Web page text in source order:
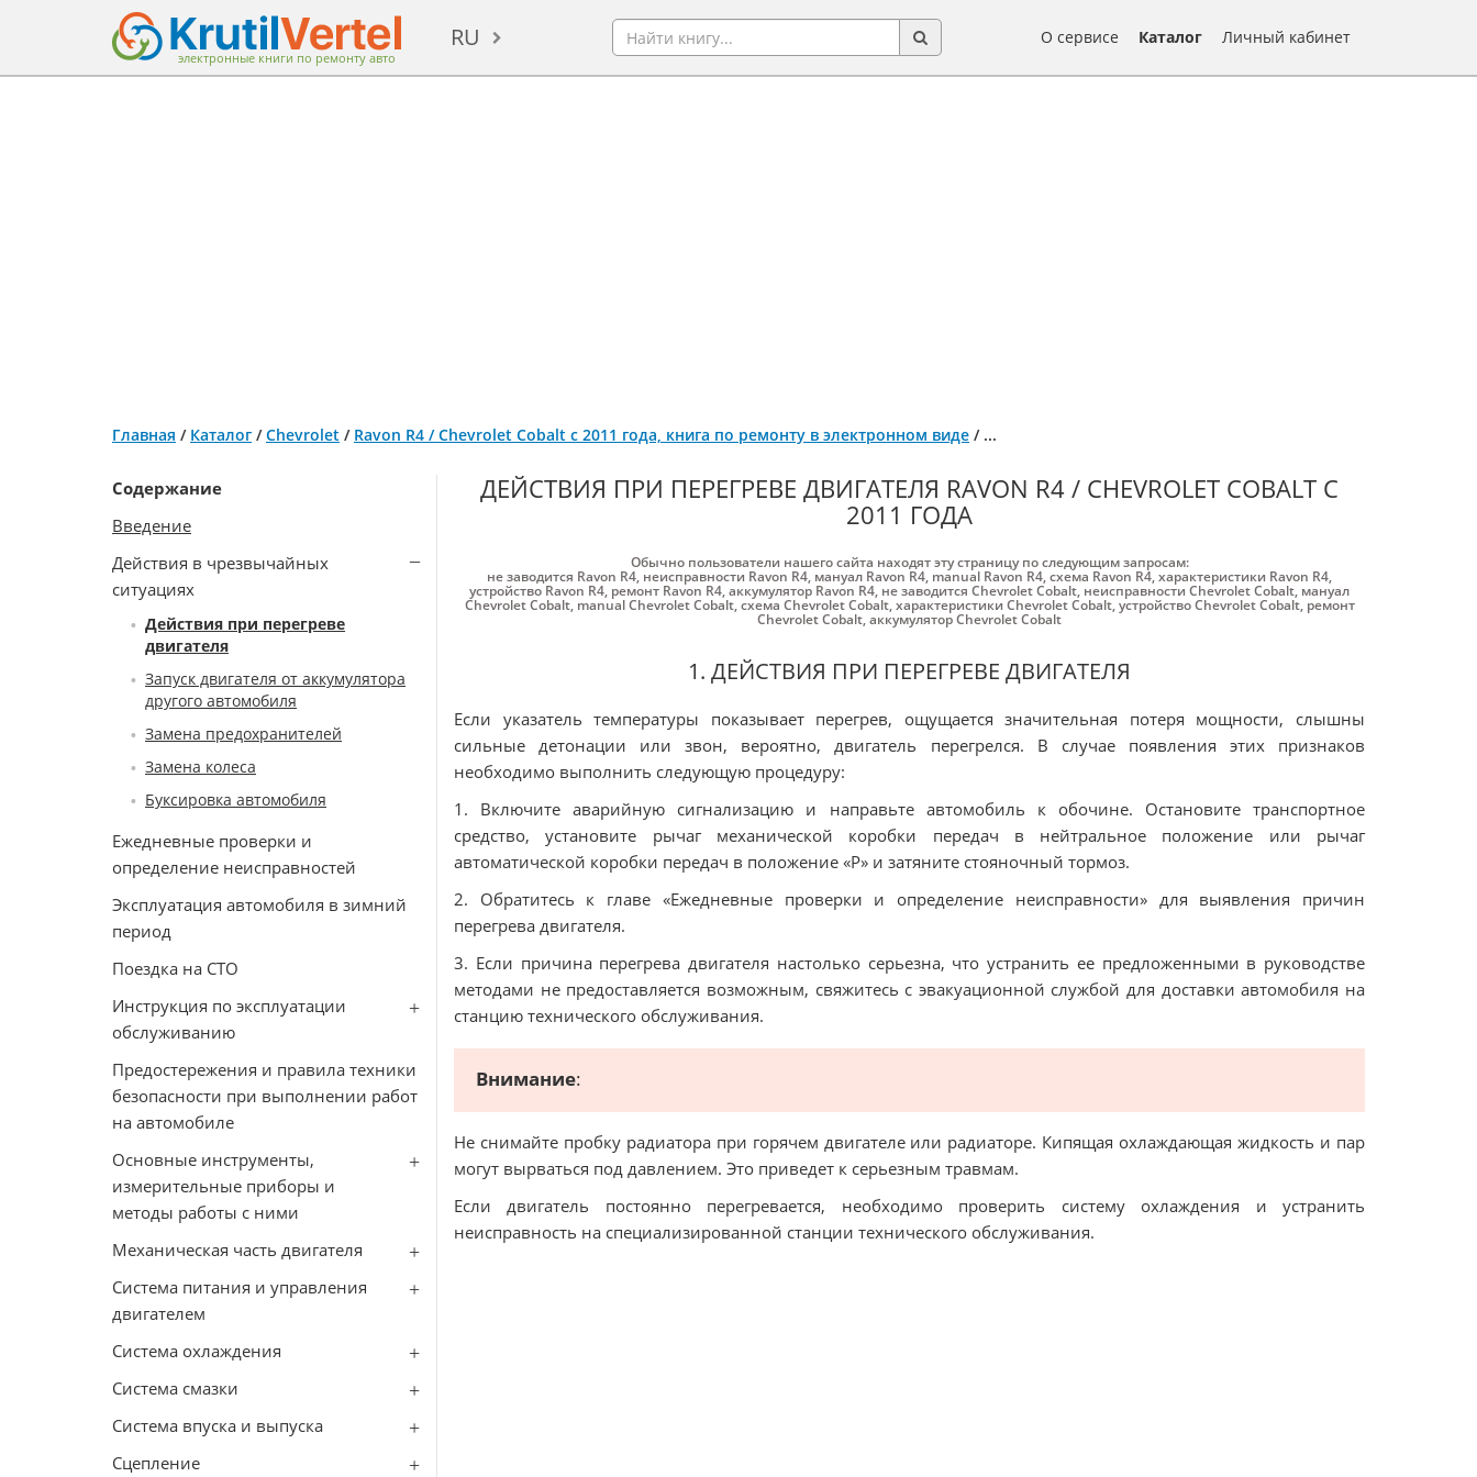
электронные книги по ремонту авто
RU О сервисе Каталог Личный кабинет
Главная / Каталог /Chevrolet / Ravon R4 / Chevrolet Cobalt с 2011 года, книга по ремонту в электронном виде / ...
Содержание
Введение
Действия в чрезвычайных
ситуациях
Действия при перегреве
двигателя
Запуск двигателя от аккумулятора
другого автомобиля
Замена предохранителей
Замена колеса
Буксировка автомобиля
Ежедневные проверки и
определение неисправностей
Эксплуатация автомобиля в зимний
период
Поездка на СТО
Инструкция по эксплуатации
обслуживанию
Предостережения и правила техники
безопасности при выполнении работ
на автомобиле
Основные инструменты,
измерительные приборы и
методы работы с ними
Механическая часть двигателя
Система питания и управления
двигателем
Система охлаждения
Система смазки
Система впуска и выпуска
Сцепление
ДЕЙСТВИЯ ПРИ ПЕРЕГРЕВЕ ДВИГАТЕЛЯ RAVON R4 / CHEVROLET COBALT С
2011 ГОДА
Обычно пользователи нашего сайта находят эту страницу по следующим запросам:
не заводится Ravon R4, неисправности Ravon R4, мануал Ravon R4, manual Ravon R4,схема Ravon R4,характеристики Ravon R4,
устройство Ravon R4, ремонт Ravon R4,аккумулятор Ravon R4, не заводится Chevrolet Cobalt, неисправности Chevrolet Cobalt, мануал
Chevrolet Cobalt, manual Chevrolet Cobalt,схема Chevrolet Cobalt,характеристики Chevrolet Cobalt,устройство Chevrolet Cobalt, ремонт
Chevrolet Cobalt,аккумулятор Chevrolet Cobalt
1. ДЕЙСТВИЯ ПРИ ПЕРЕГРЕВЕ ДВИГАТЕЛЯ
Если указатель температуры показывает перегрев, ощущается значительная потеря мощности, слышны
сильные детонации или звон, вероятно, двигатель перегрелся. В случае появления этих признаков
необходимо выполнить следующую процедуру:
1. Включите аварийную сигнализацию и направьте автомобиль к обочине. Остановите транспортное
средство‚ установите рычаг механической коробки передач в нейтральное положение или рычаг
автоматической коробки передач в положение «Р» и затяните стояночный тормоз.
2. Обратитесь к главе «Ежедневные проверки и определение неисправности» для выявления причин
перегрева двигателя.
3. Если причина перегрева двигателя настолько серьезна, что устранить ее предложенными в руководстве
методами не предоставляется возможным, свяжитесь с эвакуационной службой для доставки автомобиля на
станцию технического обслуживания.
Внимание:
Не снимайте пробку радиатора при горячем двигателе или радиаторе. Кипящая охлаждающая жидкость и пар
могут вырваться под давлением. Это приведет к серьезным травмам.
Если двигатель постоянно перегревается, необходимо проверить систему охлаждения и устранить
неисправность на специализированной станции технического обслуживания.